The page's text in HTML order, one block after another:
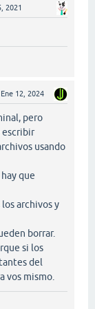
2021
Ene 12, 2024
pero
escribir
usando
que
archivos y
borrar.
si los
del
vos mismo.